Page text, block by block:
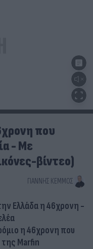
που
- Με
βίντεο)
ΓΙΆΝΝΗΣ ΚΈΜΜΟΣ
Ελλάδα η 46χρονη -
η 46χρονη που
Marfin